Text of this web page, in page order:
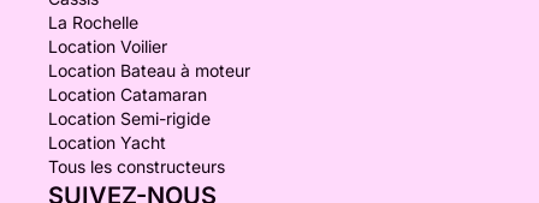
La Rochelle
Location Voilier
Location Bateau à moteur
Location Catamaran
Location Semi-rigide
Location Yacht
Tous les constructeurs
SUIVEZ-NOUS